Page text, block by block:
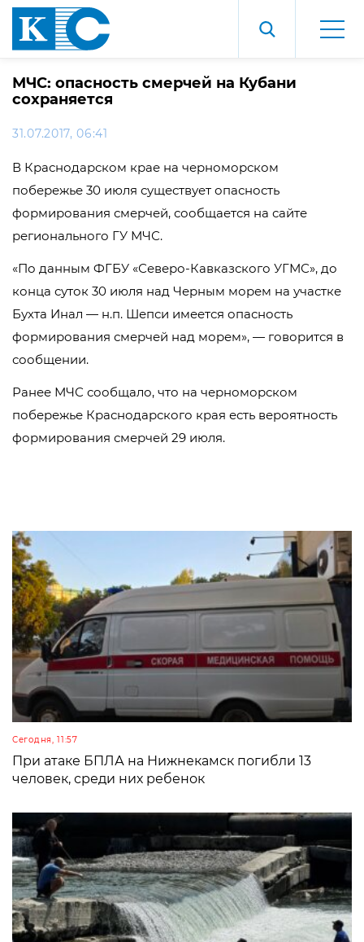
МЧС: опасность смерчей на Кубани
сохраняется‍
31.07.2017, 06:41
В Краснодарском крае на черноморском
побережье 30 июля существует опасность
формирования смерчей, сообщается на сайте
регионального ГУ МЧС.
«По данным ФГБУ «Северо-Кавказского УГМС», до
конца суток 30 июля над Черным морем на участке
Бухта Инал — н.п. Шепси имеется опасность
формирования смерчей над морем», — говорится в
сообщении.
Ранее МЧС сообщало, что на черноморском
побережье Краснодарского края есть вероятность
формирования смерчей 29 июля.
Сегодня, 11:57
При атаке БПЛА на Нижнекамск погибли 13
человек, среди них ребенок